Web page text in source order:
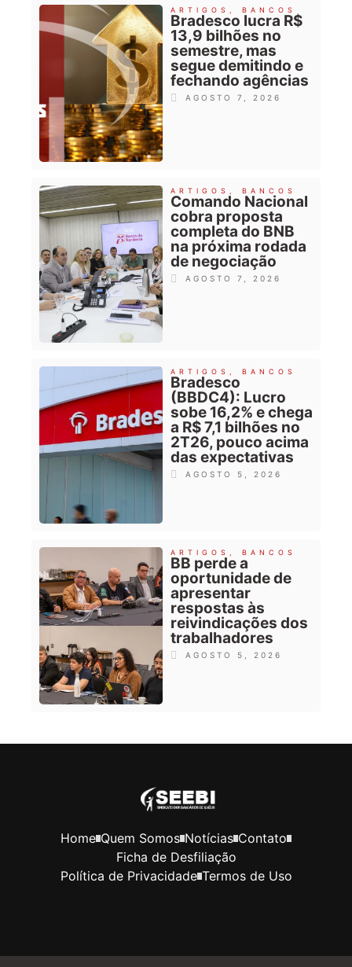
ARTIGOS , BANCOS
Bradesco lucra R$
13,9 bilhões no
semestre, mas
segue demitindo e
fechando agências
AGOSTO 7, 2026
ARTIGOS , BANCOS
Comando Nacional
cobra proposta
completa do BNB
na próxima rodada
de negociação
AGOSTO 7, 2026
ARTIGOS , BANCOS
Bradesco
(BBDC4): Lucro
sobe 16,2% e chega
a R$ 7,1 bilhões no
2T26, pouco acima
das expectativas
AGOSTO 5, 2026
ARTIGOS , BANCOS
BB perde a
oportunidade de
apresentar
respostas às
reivindicações dos
trabalhadores
AGOSTO 5, 2026
Home Quem Somos Notícias Contato
Ficha de Desfiliação
Política de Privacidade Termos de Uso